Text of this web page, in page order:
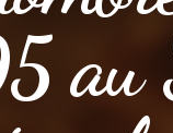
au